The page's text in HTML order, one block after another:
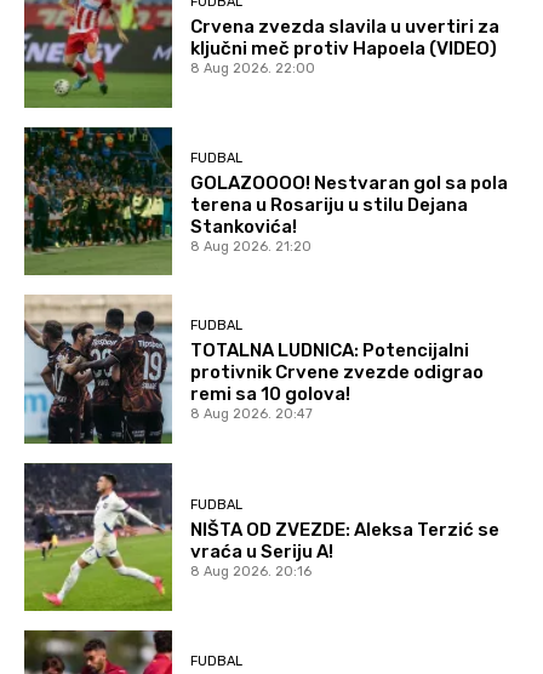
Crvena zvezda slavila u uvertiri za
ključni meč protiv Hapoela (VIDEO)
8 Aug 2026. 22:00
FUDBAL
GOLAZOOOO! Nestvaran gol sa pola
terena u Rosariju u stilu Dejana
Stankovića!
8 Aug 2026. 21:20
FUDBAL
TOTALNA LUDNICA: Potencijalni
protivnik Crvene zvezde odigrao
remi sa 10 golova!
8 Aug 2026. 20:47
FUDBAL
NIŠTA OD ZVEZDE: Aleksa Terzić se
vraća u Seriju A!
8 Aug 2026. 20:16
FUDBAL